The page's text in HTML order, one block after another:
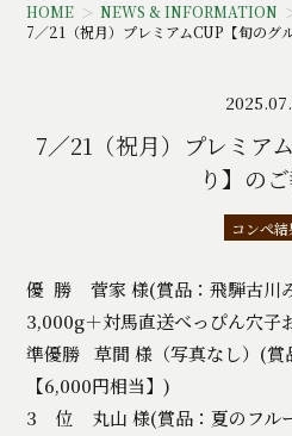
HOME
NEWS & INFORMATION
7／21（祝月）プレミアムCUP【旬のグ
7／21（祝月）プレミア
り】の
コンペ結
優 勝 菅家 様(賞品：飛騨古川
3,000g＋対馬直送べっぴん穴子
準優勝 草間 様（写真なし）(賞
【6,000円相当】)
3 位 丸山 様(賞品：夏のフル